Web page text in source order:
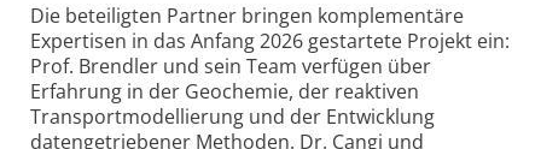
Die beteiligten Partner bringen komplementäre
Expertisen in das Anfang 2026 gestartete Projekt ein:
Prof. Brendler und sein Team verfügen über
Erfahrung in der Geochemie, der reaktiven
Transportmodellierung und der Entwicklung
datengetriebener Methoden. Dr. Cangi und